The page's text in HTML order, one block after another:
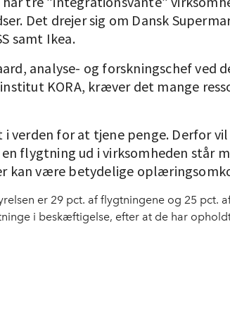
Det drejer sig om Dansk
samt Ikea.
analyse- og forskningschef ved
KORA, kræver det mange
i verden for at tjene penge. Derfor vil
flygtning ud i virksomheden står
kan være betydelige
er 29 pct. af flygtningene og 25 pct.
i beskæftigelse, efter at de har